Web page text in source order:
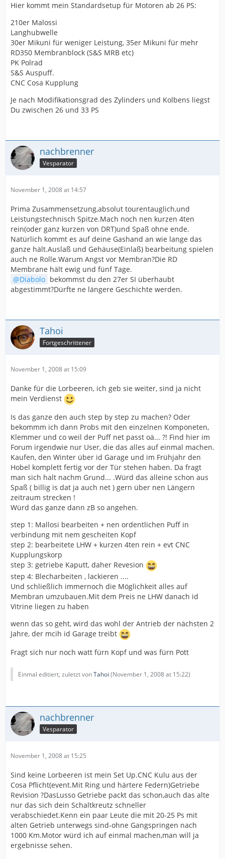
Hier kommt mein Standardsetup für Motoren ab 26 PS:
210er Malossi
Langhubwelle
30er Mikuni für weniger Leistung, 35er Mikuni für mehr
RD350 Membranblock (S&S MRB etc)
PK Polrad
S&S Auspuff.
CNC Cosa Kupplung
Je nach Modifikationsgrad des Zylinders und Kolbens liegst
Du zwischen 26 und 33 PS
nachbrenner
Vesparator
November 1, 2008 at 14:57
Prima Zusammensetzung,absolut tourentauglich,und
Leistungstechnisch Spitze.Mach noch nen kurzen 4ten
rein(oder ganz kurzen von DRT)und Spaß ohne ende.
Natürlich kommt es auf deine Gashand an wie lange das
ganze hält.Auslaß und Gehäuse(Einlaß) bearbeitung spielen
auch ne Rolle.Warum Angst vor Membran?Die RD
Membrane hält ewig und fünf Tage.
Diabolo bekommst du den 27er SI überhaubt
abgestimmt?Dürfte ne längere Geschichte werden.
Tahoi
Fortgeschrittener
November 1, 2008 at 15:09
Danke für die Lorbeeren, ich geb sie weiter, sind ja nicht
mein Verdienst
Is das ganze den auch step by step zu machen? Oder
bekommm ich dann Probs mit den einzelnen Komponeten,
Klemmer und co weil der Puff net passt oä... ?! Find hier im
Forum irgendwie nur User, die das alles auf einmal machen.
Kaufen, den Winter über id Garage und im Frühjahr den
Hobel komplett fertig vor der Tür stehen haben. Da fragt
man sich halt nachm Grund... .Würd das alleine schon aus
Spaß ( billig is dat ja auch net ) gern über nen Längern
zeitraum strecken !
Würd das ganze dann zB so angehen.
step 1: Mallosi bearbeiten + nen ordentlichen Puff in
verbindung mit nem gescheiten Kopf
step 2: bearbeitete LHW + kurzen 4ten rein + evt CNC
Kupplungskorp
step 3: getriebe Kaputt, daher Revesion
step 4: Blecharbeiten , lackieren ....
Und schließlich immernoch die Möglichkeit alles auf
Membran umzubauen.Mit dem Preis ne LHW danach id
Vitrine liegen zu haben
wenn das so geht, wird das wohl der Antrieb der nächsten 2
Jahre, der mcih id Garage treibt
Fragt sich nur noch watt fürn Kopf und was fürn Pott
Einmal editiert, zuletzt vonTahoi (November 1, 2008 at 15:22)
nachbrenner
Vesparator
November 1, 2008 at 15:25
Sind keine Lorbeeren ist mein Set Up.CNC Kulu aus der
Cosa Pflicht(event.Mit Ring und härtere Federn)Getriebe
Revision ?DasLusso Getriebe packt das schon,auch das alte
nur das sich dein Schaltkreutz schneller
verabschiedet.Kenn ein paar Leute die mit 20-25 Ps mit
alten Getrieb unterwegs sind-ohne Gangspringen nach
1000 Km.Motor würd ich auf einmal machen,man will ja
ergebnisse sehen.